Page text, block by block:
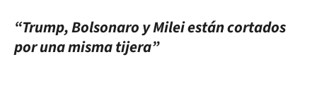
“Trump, Bolsonaro y Milei están cortados
por una misma tijera”